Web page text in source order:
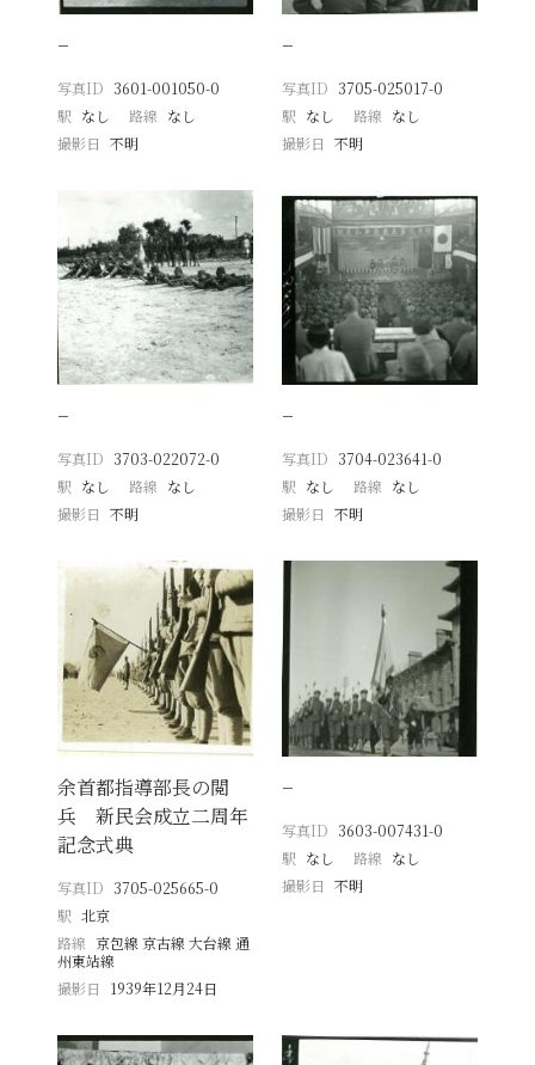
−
写真ID 3601-001050-0
駅 なし 路線 なし
撮影日
不明
−
写真ID 3705-025017-0
駅 なし 路線 なし
撮影日 不明
−
写真ID 3703-022072-0
駅 なし 路線 なし
撮影日
不明
−
写真ID 3704-023641-0
駅 なし 路線 なし
撮影日 不明
余首都指導部長の閲
兵 新民会成立二周年
記念式典
写真ID 3705-025665-0
駅 北京
路線 京包線 京古線 大台線 通
州東站線
撮影日
1939年12月24日
−
写真ID 3603-007431-0
駅 なし 路線 なし
撮影日 不明